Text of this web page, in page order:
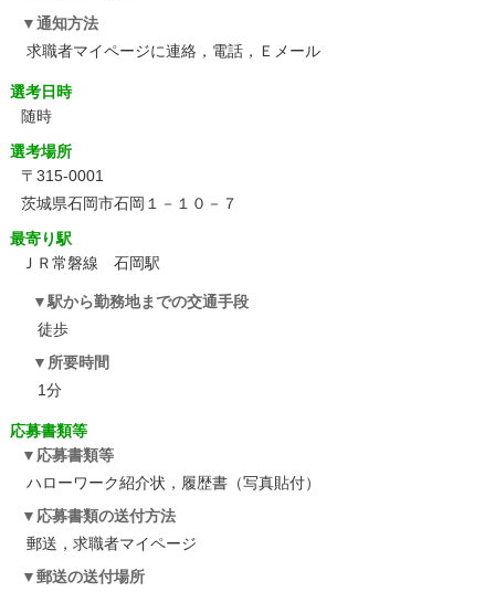
通知方法
求職者マイページに連絡，電話，Ｅメール
選考日時
随時
選考場所
〒315-0001
茨城県石岡市石岡１－１０－７
最寄り駅
ＪＲ常磐線 石岡駅
駅から勤務地までの交通手段
徒歩
所要時間
1分
応募書類等
応募書類等
ハローワーク紹介状，履歴書（写真貼付）
応募書類の送付方法
郵送，求職者マイページ
郵送の送付場所